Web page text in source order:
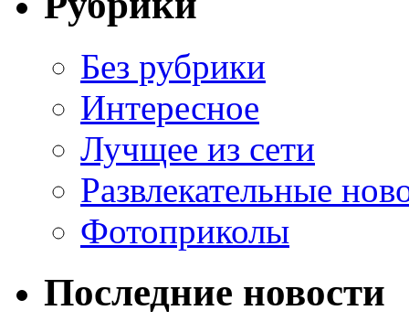
Без рубрики
Интересное
Лучщее из сети
Развлекательные
Фотоприколы
Последние новости